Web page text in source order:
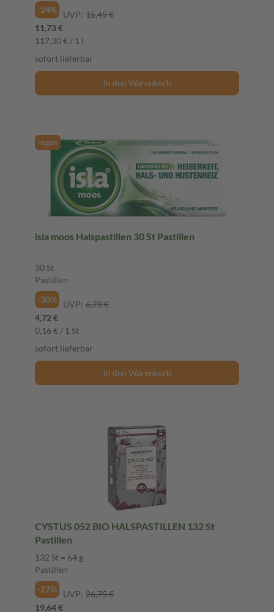
-24%
UVP: 15,45 €
11,73 €
117,30 € / 1 l
sofort lieferbar
In den Warenkorb
Vegan
isla moos Halspastillen 30 St Pastillen
30 St
Pastillen
-30%
UVP: 6,78 €
4,72 €
0,16 € / 1 St
sofort lieferbar
In den Warenkorb
CYSTUS 052 BIO HALSPASTILLEN 132 St
Pastillen
132 St = 64 g
Pastillen
-27%
UVP: 26,75 €
19,64 €